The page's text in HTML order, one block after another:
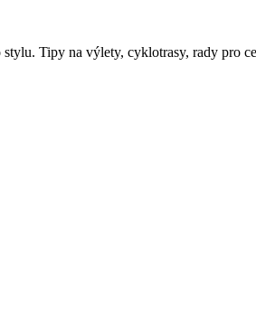
Tipy na výlety, cyklotrasy, rady pro